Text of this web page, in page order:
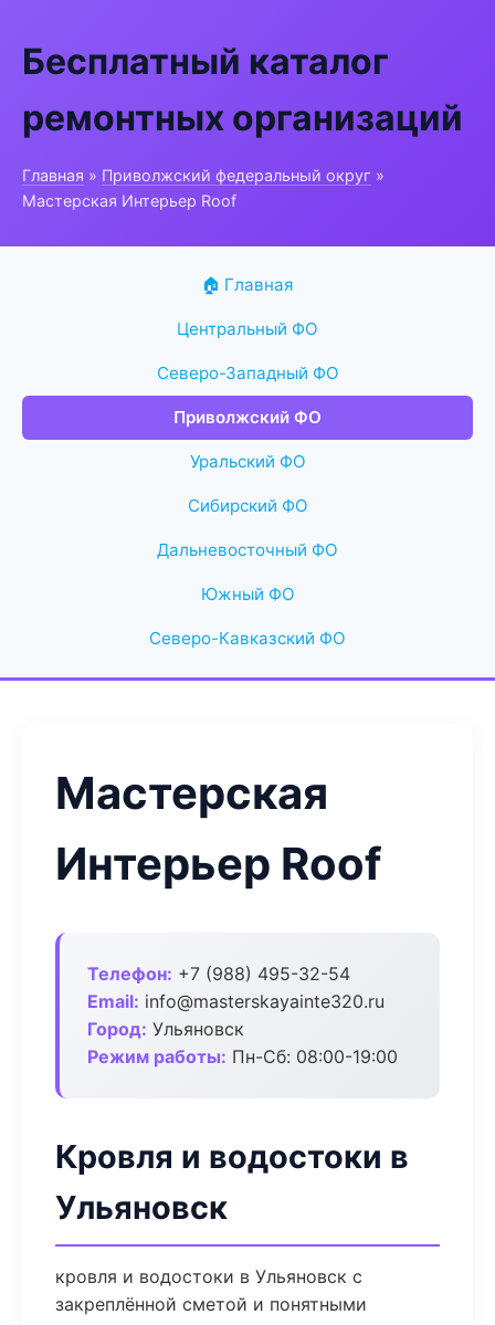
Бесплатный каталог
ремонтных организаций
Главная » Приволжский федеральный округ »
Мастерская Интерьер Roof
🏠 Главная
Центральный ФО
Северо-Западный ФО
Приволжский ФО
Уральский ФО
Сибирский ФО
Дальневосточный ФО
Южный ФО
Северо-Кавказский ФО
Мастерская
Интерьер Roof
Телефон: +7 (988) 495-32-54
Email: info@masterskayainte320.ru
Город: Ульяновск
Режим работы: Пн-Сб: 08:00-19:00
Кровля и водостоки в
Ульяновск
кровля и водостоки в Ульяновск с
закреплённой сметой и понятными